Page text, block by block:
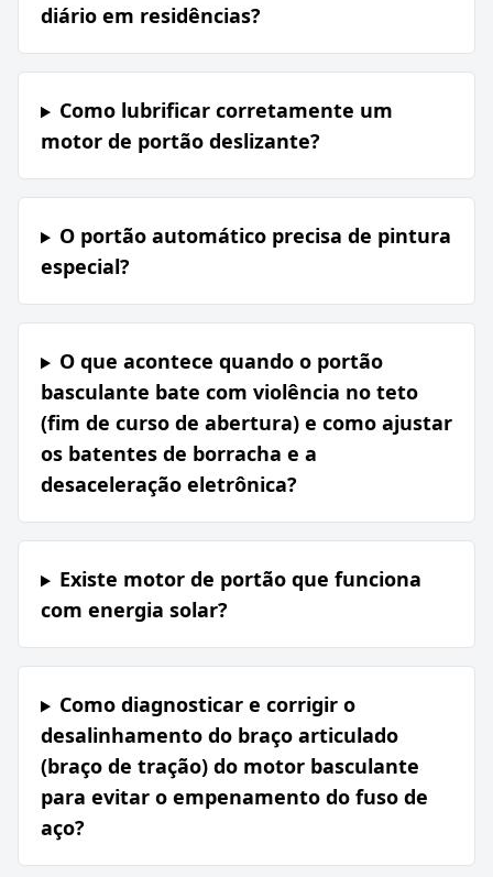
diário em residências?
Como lubrificar corretamente um
motor de portão deslizante?
O portão automático precisa de pintura
especial?
O que acontece quando o portão
basculante bate com violência no teto
(fim de curso de abertura) e como ajustar
os batentes de borracha e a
desaceleração eletrônica?
Existe motor de portão que funciona
com energia solar?
Como diagnosticar e corrigir o
desalinhamento do braço articulado
(braço de tração) do motor basculante
para evitar o empenamento do fuso de
aço?